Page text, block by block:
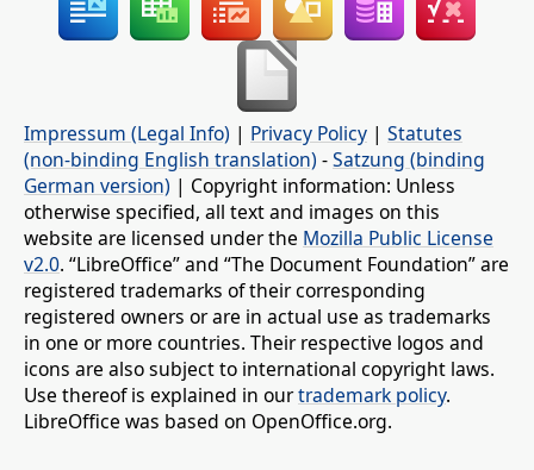
Impressum (Legal Info) | Privacy Policy | Statutes
(non-binding English translation) -Satzung (binding
German version) | Copyright information: Unless
otherwise specified, all text and images on this
website are licensed under the Mozilla Public License
v2.0. “LibreOffice” and “The Document Foundation” are
registered trademarks of their corresponding
registered owners or are in actual use as trademarks
in one or more countries. Their respective logos and
icons are also subject to international copyright laws.
Use thereof is explained in ourtrademark policy.
LibreOffice was based on OpenOffice.org.